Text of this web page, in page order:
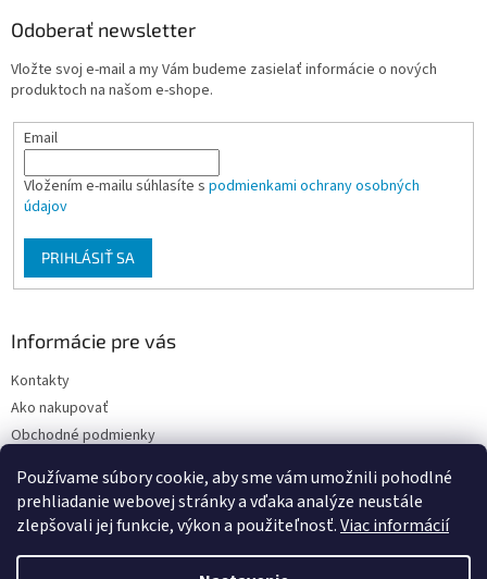
Používame súbory cookie, aby sme vám umožnili pohodlné
prehliadanie webovej stránky a vďaka analýze neustále
zlepšovali jej funkcie, výkon a použiteľnosť.Viac informácií
Odoberať newsletter
Vložte svoj e-mail a my Vám budeme zasielať informácie o nových
produktoch na našom e-shope.
Email
Vložením e-mailu súhlasíte s podmienkami ochrany osobných
údajov
PRIHLÁSIŤ SA
Informácie pre vás
Kontakty
Ako nakupovať
Obchodné podmienky
Moja objednávka